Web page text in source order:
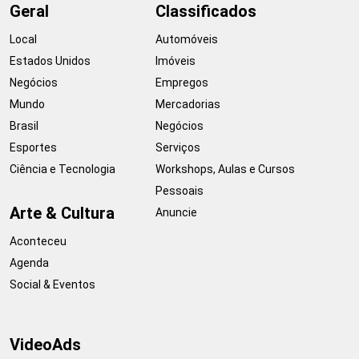
Geral
Local
Estados Unidos
Negócios
Mundo
Brasil
Esportes
Ciência e Tecnologia
Arte & Cultura
Aconteceu
Agenda
Social & Eventos
Classificados
Automóveis
Imóveis
Empregos
Mercadorias
Negócios
Serviços
Workshops, Aulas e Cursos
Pessoais
Anuncie
VideoAds